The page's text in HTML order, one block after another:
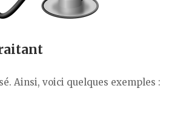
Ainsi, voici quelques exemples :